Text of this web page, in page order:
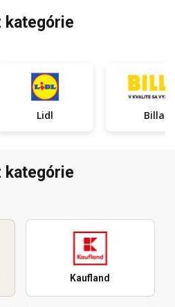
kategórie
Lidl Billa
kategórie
Kaufland